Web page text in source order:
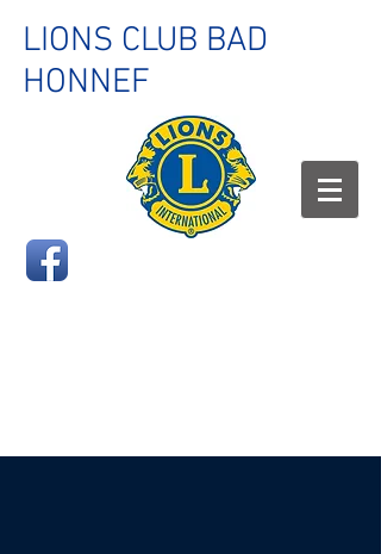
LIONS CLUB BAD
HONNEF